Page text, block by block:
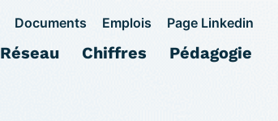
Documents Emplois Page Linkedin
Réseau Chiffres Pédagogie